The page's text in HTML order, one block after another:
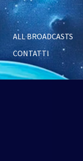
ALL BROADCASTS
CONTATTI